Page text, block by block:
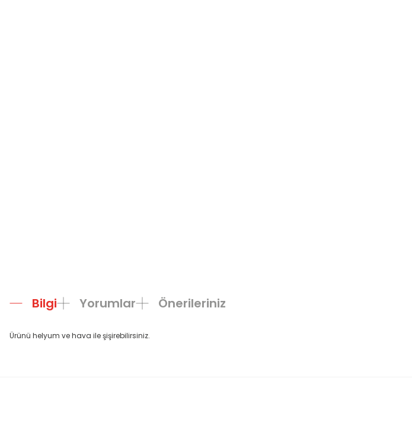
Bilgi Yorumlar Önerileriniz
Ürünü helyum ve hava ile şişirebilirsiniz.